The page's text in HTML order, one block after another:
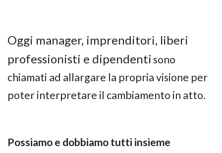
Oggi manager, imprenditori, liberi
professionisti e dipendentisono
chiamati ad allargare la propria visione per
poter interpretare il cambiamento in atto.
Possiamo e dobbiamo tutti insieme